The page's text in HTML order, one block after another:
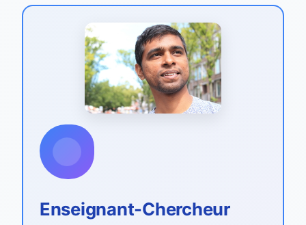
Enseignant-Chercheur